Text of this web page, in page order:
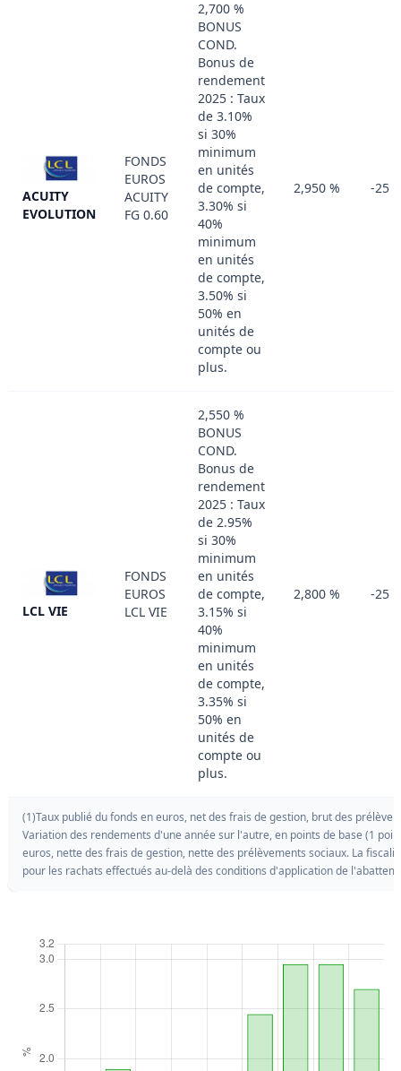
ACUITY
EVOLUTION
FONDS
EUROS
ACUITY
FG 0.60
2,700 %
BONUS
COND.
Bonus de
rendement
2025 : Taux
de 3.10%
si 30%
minimum
en unités
de compte,
3.30% si
40%
minimum
en unités
de compte,
3.50% si
50% en
unités de
compte ou
plus.
2,950 % -25
LCL VIE
FONDS
EUROS
LCL VIE
2,550 %
BONUS
COND.
Bonus de
rendement
2025 : Taux
de 2.95%
si 30%
minimum
en unités
de compte,
3.15% si
40%
minimum
en unités
de compte,
3.35% si
50% en
unités de
compte ou
plus.
2,800 % -25
(1)Taux publié du fonds en euros, net des frais de gestion, brut des
Variation des rendements d'une année sur l'autre, en points de base (1
euros, nette des frais de gestion, nette des prélèvements sociaux. La
pour les rachats effectués au-delà des conditions d'application de